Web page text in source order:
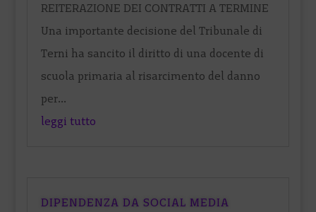
REITERAZIONE DEI CONTRATTI A TERMINE
Una importante decisione del Tribunale di
Terni ha sancito il diritto di una docente di
scuola primaria al risarcimento del danno
per...
leggi tutto
DIPENDENZA DA SOCIAL MEDIA